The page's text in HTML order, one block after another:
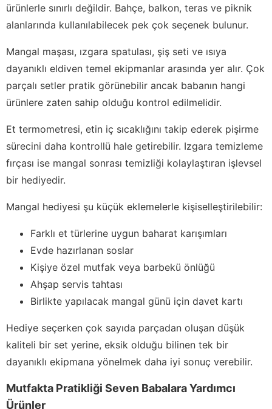
ürünlerle sınırlı değildir. Bahçe, balkon, teras ve piknik
alanlarında kullanılabilecek pek çok seçenek bulunur.
Mangal maşası, ızgara spatulası, şiş seti ve ısıya
dayanıklı eldiven temel ekipmanlar arasında yer alır. Çok
parçalı setler pratik görünebilir ancak babanın hangi
ürünlere zaten sahip olduğu kontrol edilmelidir.
Et termometresi, etin iç sıcaklığını takip ederek pişirme
sürecini daha kontrollü hale getirebilir. Izgara temizleme
fırçası ise mangal sonrası temizliği kolaylaştıran işlevsel
bir hediyedir.
Mangal hediyesi şu küçük eklemelerle kişiselleştirilebilir:
Farklı et türlerine uygun baharat karışımları
Evde hazırlanan soslar
Kişiye özel mutfak veya barbekü önlüğü
Ahşap servis tahtası
Birlikte yapılacak mangal günü için davet kartı
Hediye seçerken çok sayıda parçadan oluşan düşük
kaliteli bir set yerine, eksik olduğu bilinen tek bir
dayanıklı ekipmana yönelmek daha iyi sonuç verebilir.
Mutfakta Pratikliği Seven Babalara Yardımcı
Ürünler